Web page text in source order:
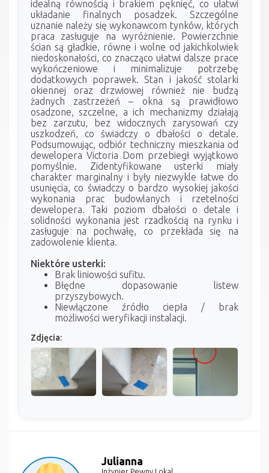
idealną równością i brakiem pęknięć, co ułatwi
układanie finalnych posadzek. Szczególne
uznanie należy się wykonawcom tynków, których
praca zasługuje na wyróżnienie. Powierzchnie
ścian są gładkie, równe i wolne od jakichkolwiek
niedoskonałości, co znacząco ułatwi dalsze prace
wykończeniowe i minimalizuje potrzebę
dodatkowych poprawek. Stan i jakość stolarki
okiennej oraz drzwiowej również nie budzą
żadnych zastrzeżeń – okna są prawidłowo
osadzone, szczelne, a ich mechanizmy działają
bez zarzutu, bez widocznych zarysowań czy
uszkodzeń, co świadczy o dbałości o detale.
Podsumowując, odbiór techniczny mieszkania od
dewelopera Victoria Dom przebiegł wyjątkowo
pomyślnie. Zidentyfikowane usterki miały
charakter marginalny i były niezwykle łatwe do
usunięcia, co świadczy o bardzo wysokiej jakości
wykonania prac budowlanych i rzetelności
dewelopera. Taki poziom dbałości o detale i
solidności wykonania jest rzadkością na rynku i
zasługuje na pochwałę, co przekłada się na
zadowolenie klienta.
Niektóre usterki:
Brak liniowości sufitu.
Błędne dopasowanie listew
przyszybowych.
Niewłączone źródło ciepła / brak
możliwości weryfikacji instalacji.
Zdjęcia:
Julianna
Inżynier Pewny Lokal